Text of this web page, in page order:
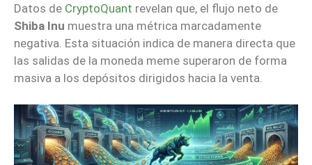
Datos de CryptoQuant revelan que, el flujo neto de
Shiba Inu muestra una métrica marcadamente
negativa. Esta situación indica de manera directa que
las salidas de la moneda meme superaron de forma
masiva a los depósitos dirigidos hacia la venta.